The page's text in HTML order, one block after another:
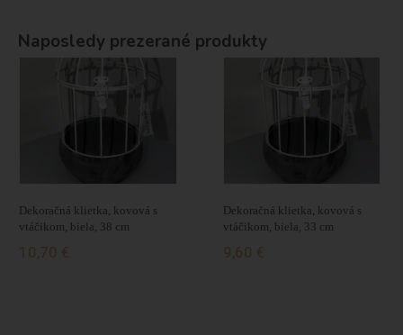
Naposledy prezerané produkty
Dekoračná klietka, kovová s
vtáčikom, biela, 38 cm
10,70 €
Dekoračná klietka, kovová s
vtáčikom, biela, 33 cm
9,60 €